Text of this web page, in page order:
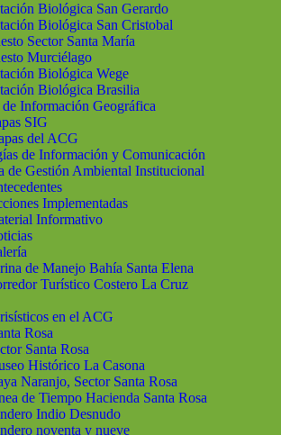
Biológica San Gerardo
Biológica San Cristobal
Sector Santa María
Murciélago
Biológica Wege
Biológica Brasilia
de Información Geográfica
SIG
del ACG
de Información y Comunicación
de Gestión Ambiental Institucional
Implementadas
Informativo
de Manejo Bahía Santa Elena
Turístico Costero La Cruz
en el ACG
Rosa
Santa Rosa
Histórico La Casona
Naranjo, Sector Santa Rosa
de Tiempo Hacienda Santa Rosa
Indio Desnudo
noventa y nueve